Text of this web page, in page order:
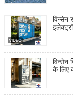
विन्सेन
विन्सेन
के लिए